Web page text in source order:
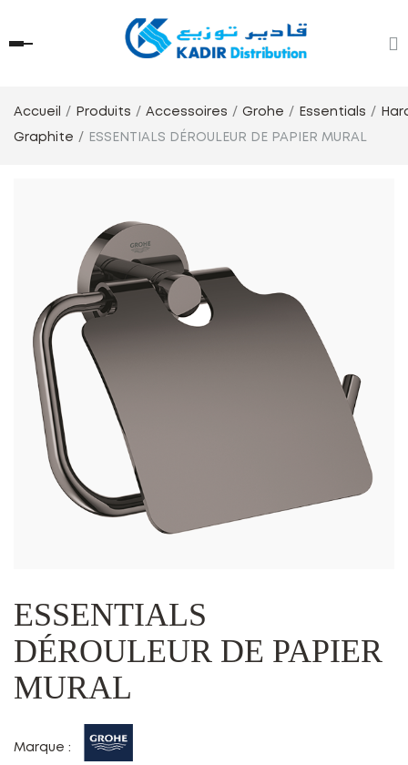
Accueil Produits Accessoires Grohe Essentials
Graphite ESSENTIALS DÉROULEUR DE PAPIER MURAL
ESSENTIALS
DÉROULEUR DE PAPIER
MURAL
Marque :